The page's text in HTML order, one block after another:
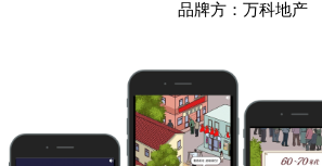
品牌方：万科地产